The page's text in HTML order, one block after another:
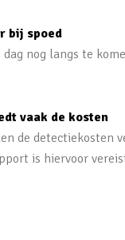
bij spoed
nog langs te
vaak de kosten
de detectiekosten
is hiervoor